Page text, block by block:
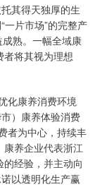
其得天独厚的生
一片市场”的完整产
成熟。一幅全域康
者将其视为理想
化康养消费环境
）康养体验消费
者为中心，持续丰
康养企业代表浙江
经验，并主动向
以透明化生产赢